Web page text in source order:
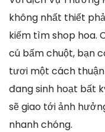
không nhất thiết
kiếm tìm shop hoa.
cú bấm chuột, bạn
tươi một cách
đang sinh hoạt bất
sẽ giao tới ảnh
nhanh chóng.